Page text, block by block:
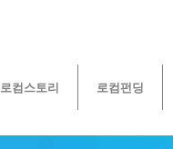
로컴스토리 로컴펀딩